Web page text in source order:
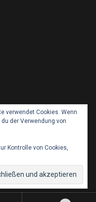
verwendet Cookies. Wenn
der Verwendung von
Kontrolle von Cookies,